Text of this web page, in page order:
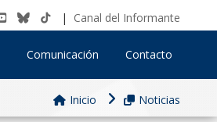
| Canal del Informante
Comunicación Contacto
Inicio Noticias